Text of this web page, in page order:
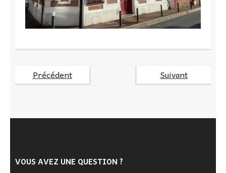
Précédent Suivant
VOUS AVEZ UNE QUESTION ?